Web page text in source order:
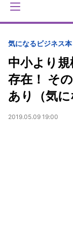
気になるビジネス本
中小より
存在！ そ
あり（気に
2019.05.09 19:00